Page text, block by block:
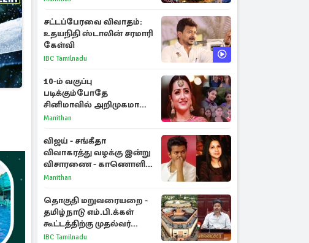
சட்டப்பேரவை விவாதம்:
உதயநிதி ஸ்டாலின் சரமாரி
கேள்வி
IBC Tamilnadu
10-ம் வகுப்பு
படிக்கும்போதே
சினிமாவில் அறிமுகமான
த்ரிஷா! உண்மையை
காந்தி
Manithan
விஜய் - சங்கீதா
விவாகரத்து வழக்கு இன்று
விசாரணை - காணொளி
மூலம் ஆஜராக வாய்ப்பு
Manithan
தொகுதி மறுவரையறை -
தமிழ்நாடு எம்.பி.க்கள்
கூட்டத்திற்கு முதல்வர்
விஜய் அழைப்பு
IBC Tamilnadu